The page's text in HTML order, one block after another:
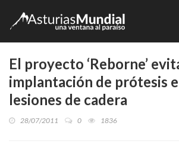
El proyecto ‘Reborne’
implantación de prótesis
lesiones de cadera
28/07/2011 0 1836